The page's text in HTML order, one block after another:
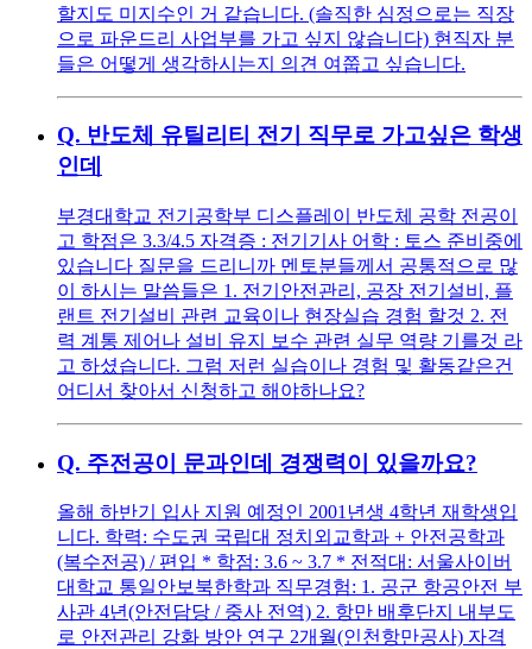
할지도 미지수인 거 같습니다. (솔직한 심정으로는 직장
으로 파운드리 사업부를 가고 싶지 않습니다) 현직자 분
들은 어떻게 생각하시는지 의견 여쭙고 싶습니다.
Q. 반도체 유틸리티 전기 직무로 가고싶은 학생
인데
부경대학교 전기공학부 디스플레이 반도체 공학 전공이
고 학점은 3.3/4.5 자격증 : 전기기사 어학 : 토스 준비중에
있습니다 질문을 드리니까 멘토분들께서 공통적으로 많
이 하시는 말씀들은 1. 전기안전관리, 공장 전기설비, 플
랜트 전기설비 관련 교육이나 현장실습 경험 할것 2. 전
력 계통 제어나 설비 유지 보수 관련 실무 역량 기를것 라
고 하셨습니다. 그럼 저런 실습이나 경험 및 활동같은건
어디서 찾아서 신청하고 해야하나요?
Q. 주전공이 문과인데 경쟁력이 있을까요?
올해 하반기 입사 지원 예정인 2001년생 4학년 재학생입
니다. 학력: 수도권 국립대 정치외교학과 + 안전공학과
(복수전공) / 편입 * 학점: 3.6 ~ 3.7 * 전적대: 서울사이버
대학교 통일안보북한학과 직무경험: 1. 공군 항공안전 부
사관 4년(안전담당 / 중사 전역) 2. 항만 배후단지 내부도
로 안전관리 강화 방안 연구 2개월(인천항만공사) 자격